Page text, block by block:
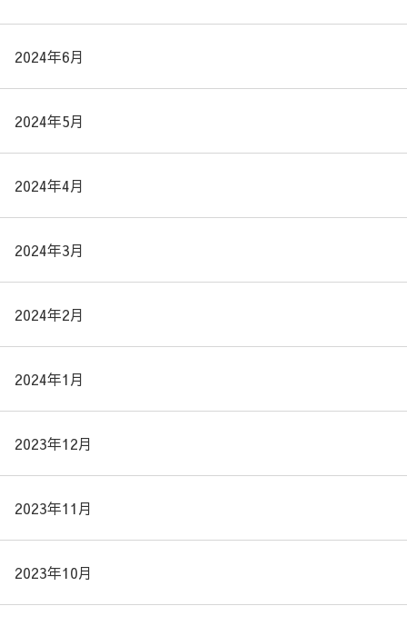
2024年6月
2024年5月
2024年4月
2024年3月
2024年2月
2024年1月
2023年12月
2023年11月
2023年10月